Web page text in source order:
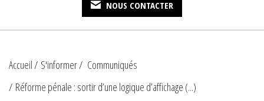
NOUS CONTACTER
Accueil S'informer
Communiqués
Réforme pénale : sortir d’une logique d’affichage (...)